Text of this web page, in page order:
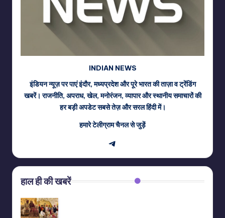
INDIAN NEWS
इंडियन न्यूज़ पर पाएं इंदौर, मध्यप्रदेश और पूरे भारत की ताज़ा व ट्रेंडिंग
खबरें। राजनीति, अपराध, खेल, मनोरंजन, व्यापार और स्थानीय समाचारों की
हर बड़ी अपडेट सबसे तेज़ और सरल हिंदी में।
हमारे टेलीग्राम चैनल से जुड़ें
Telegram
हाल ही की खबरें